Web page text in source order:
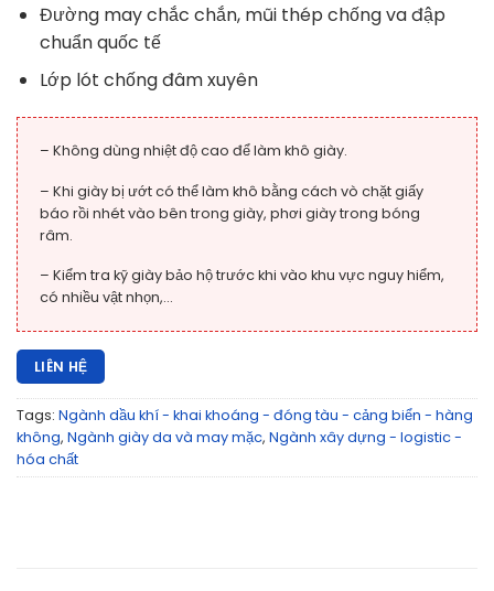
Đường may chắc chắn, mũi thép chống va đập
chuẩn quốc tế
Lớp lót chống đâm xuyên
– Không dùng nhiệt độ cao để làm khô giày.
– Khi giày bị ướt có thể làm khô bằng cách vò chặt giấy
báo rồi nhét vào bên trong giày, phơi giày trong bóng
râm.
– Kiểm tra kỹ giày bảo hộ trước khi vào khu vực nguy hiểm,
có nhiều vật nhọn,…
LIÊN HỆ
Tags: Ngành dầu khí - khai khoáng - đóng tàu - cảng biển - hàng
không, Ngành giày da và may mặc, Ngành xây dựng - logistic -
hóa chất